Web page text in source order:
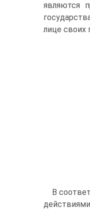
являются
лице своих
В